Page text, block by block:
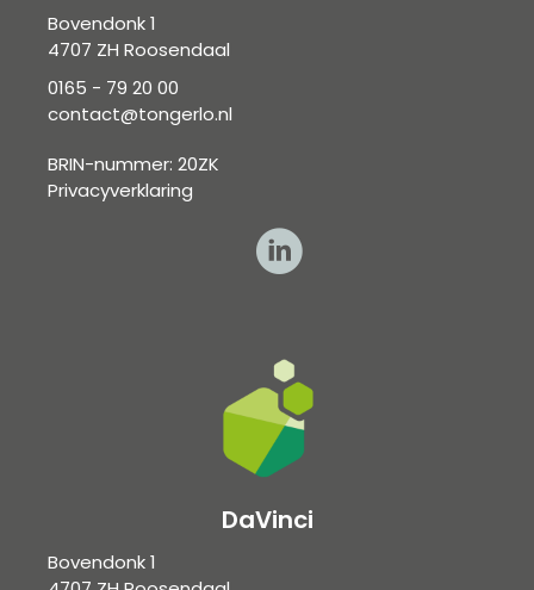
Bovendonk 1
4707 ZH Roosendaal
0165 - 79 20 00
contact@tongerlo.nl
BRIN-nummer: 20ZK
Privacyverklaring
DaVinci
Bovendonk 1